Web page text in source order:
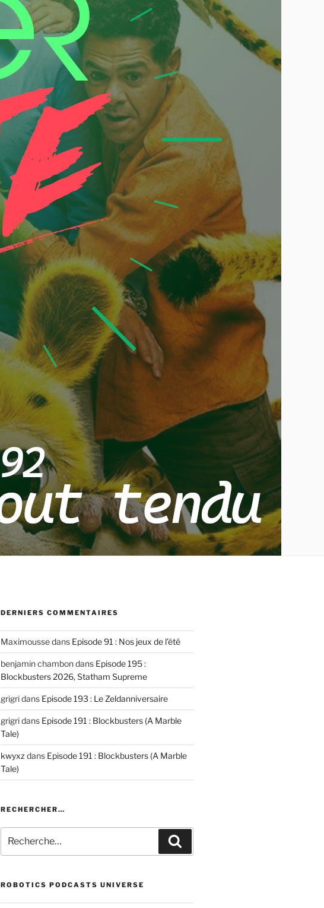
DERNIERS COMMENTAIRES
Maximoussedans Episode 91 : Nos jeux de l’été
benjamin chambondans Episode 195 :
Blockbusters 2026, Statham Supreme
grigridans Episode 193 : Le Zeldanniversaire
grigridans Episode 191 : Blockbusters (A Marble
Tale)
kwyxz dans Episode 191 : Blockbusters (A Marble
Tale)
RECHERCHER…
pour
:
ROBOTICS PODCASTS UNIVERSE